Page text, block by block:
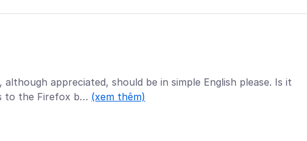
appreciated, should be in simple English please. Is it
to the Firefox b… (xem thêm)